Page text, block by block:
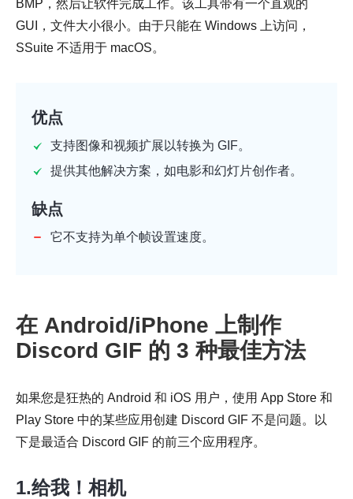
BMP，然后让软件完成工作。该工具带有一个直观的
GUI，文件大小很小。由于只能在 Windows 上访问，
SSuite 不适用于 macOS。
优点
支持图像和视频扩展以转换为 GIF。
提供其他解决方案，如电影和幻灯片创作者。
缺点
它不支持为单个帧设置速度。
在 Android/iPhone 上制作
Discord GIF 的 3 种最佳方法
如果您是狂热的 Android 和 iOS 用户，使用 App Store 和
Play Store 中的某些应用创建 Discord GIF 不是问题。以
下是最适合 Discord GIF 的前三个应用程序。
1.给我！相机